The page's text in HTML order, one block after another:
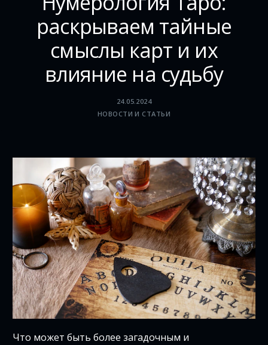
раскрываем тайные
смыслы карт и их
влияние на судьбу
24.05.2024
НОВОСТИ И СТАТЬИ
Что может быть более загадочным и